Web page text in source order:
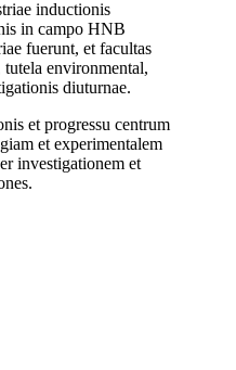
inductionis
in campo HNB
fuerunt, et facultas
tutela environmental,
diuturnae.
et progressu centrum
et experimentalem
investigationem et